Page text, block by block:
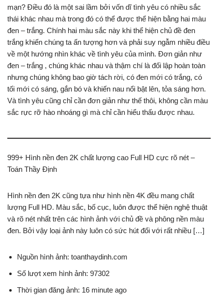
mạn? Điều đó là một sai lầm bởi vốn dĩ tình yêu có nhiều sắc
thái khác nhau mà trong đó có thể được thể hiện bằng hai màu
đen – trắng. Chính hai màu sắc này khi thể hiện chủ đề đen
trắng khiến chúng ta ấn tượng hơn và phải suy ngẫm nhiều điều
về một hướng nhìn khác về tình yêu của mình. Đơn giản như
đen – trắng , chúng khác nhau và thậm chí là đối lập hoàn toàn
nhưng chúng không bao giờ tách rời, có đen mới có trắng, có
tối mới có sáng, gắn bó và khiến nau nổi bật lên, tỏa sáng hơn.
Và tình yêu cũng chỉ cần đơn giản như thế thôi, không cần màu
sắc rực rỡ hào nhoáng gì mà chỉ cần hiểu thấu được nhau.
999+ Hình nền đen 2K chất lượng cao Full HD cực rõ nét –
Toán Thầy Định
Hình nền đen 2K cũng tựa như hình nền 4K đều mang chất
lượng Full HD. Màu sắc, bố cục, luôn được thể hiện nghệ thuật
và rõ nét nhất trên các hình ảnh với chủ đề và phông nền màu
đen. Bởi vậy loại ảnh này luôn có sức hút đối với rất nhiều […]
Nguồn hình ảnh: toanthaydinh.com
Số lượt xem hình ảnh: 97302
Thời gian đăng ảnh: 16 minute ago